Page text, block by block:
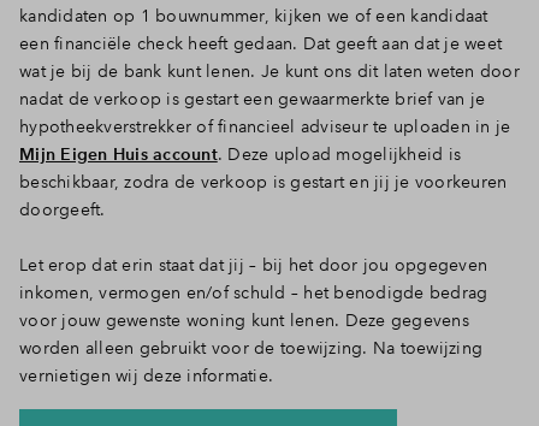
Inloggen
kandidaten op 1 bouwnummer, kijken we of een kandidaat
een financiële check heeft gedaan. Dat geeft aan dat je weet
wat je bij de bank kunt lenen. Je kunt ons dit laten weten door
nadat de verkoop is gestart een gewaarmerkte brief van je
hypotheekverstrekker of financieel adviseur te uploaden in je
Mijn Eigen Huis account. Deze upload mogelijkheid is
beschikbaar, zodra de verkoop is gestart en jij je voorkeuren
doorgeeft.
Let erop dat erin staat dat jij – bij het door jou opgegeven
inkomen, vermogen en/of schuld – het benodigde bedrag
voor jouw gewenste woning kunt lenen. Deze gegevens
worden alleen gebruikt voor de toewijzing. Na toewijzing
vernietigen wij deze informatie.